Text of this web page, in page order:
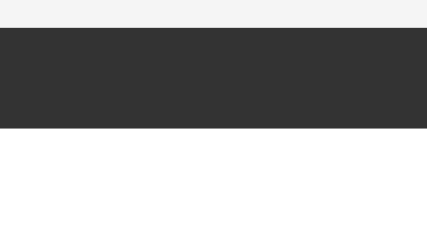
innerhalb Deutschlands